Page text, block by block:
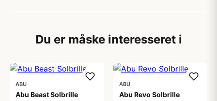
Du er måske interesseret i
ABU
Abu Beast Solbrille
ABU
Abu Revo Solbrille